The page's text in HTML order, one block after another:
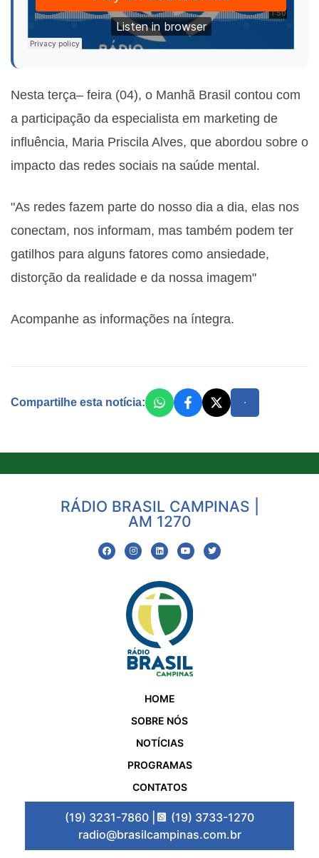
Nesta terça– feira (04), o Manhã Brasil contou com
a participação da especialista em marketing de
influência, Maria Priscila Alves, que abordou sobre o
impacto das redes sociais na saúde mental.
"As redes fazem parte do nosso dia a dia, elas nos
conectam, nos informam, mas também podem ter
gatilhos para alguns fatores como ansiedade,
distorção da realidade e da nossa imagem"
Acompanhe as informações na íntegra.
Compartilhe esta notícia:
RÁDIO BRASIL CAMPINAS |
AM 1270
HOME
SOBRE NÓS
NOTÍCIAS
PROGRAMAS
CONTATOS
(19) 3231-7860 |
(19) 3733-1270
radio@brasilcampinas.com.br